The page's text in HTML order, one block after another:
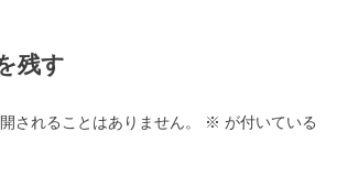
残す
されることはありません。 ※ が付いている